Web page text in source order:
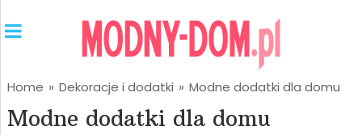
Home » Dekoracje i dodatki » Modne dodatki dla domu
Modne dodatki dla domu